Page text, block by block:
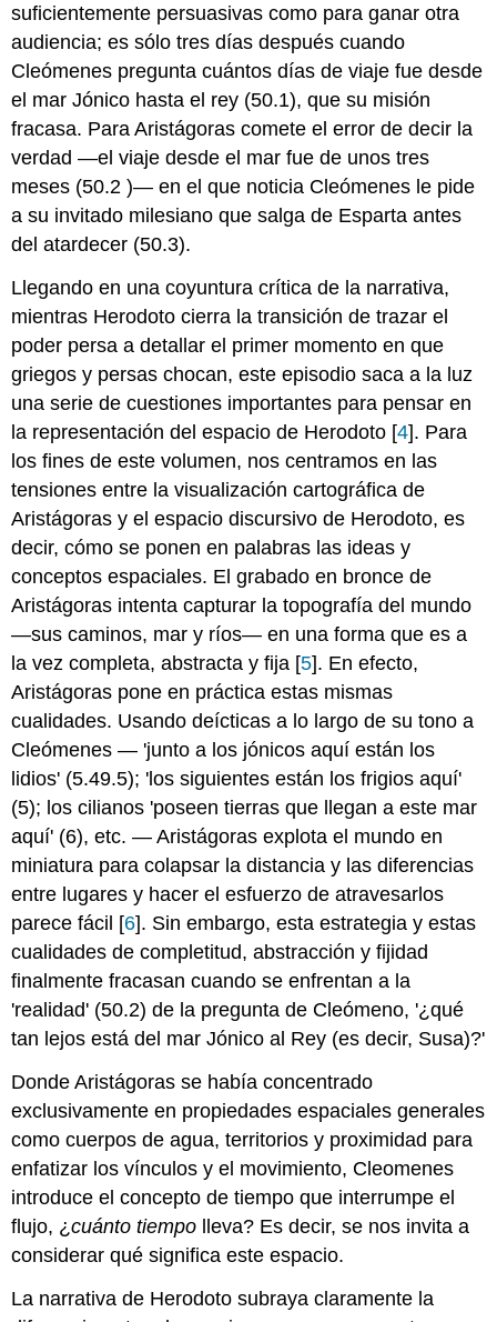
Los
peonianos:
Un
mundo
en
movimiento
Problemas
de
identidad
Llenar
los
hacer
las
Moviéndose
a
través
espacio
y
el
tiempo
Ubicación,
ubicación,
ubicación
Conclusión:
Un
en
flujo
Bibliografía
Notas
suficientemente persuasivas como para ganar otra
audiencia; es sólo tres días después cuando
Cleómenes pregunta cuántos días de viaje fue desde
el mar Jónico hasta el rey (50.1), que su misión
fracasa. Para Aristágoras comete el error de decir la
verdad —el viaje desde el mar fue de unos tres
meses (50.2 )— en el que noticia Cleómenes le pide
a su invitado milesiano que salga de Esparta antes
del atardecer (50.3).
Llegando en una coyuntura crítica de la narrativa,
mientras Herodoto cierra la transición de trazar el
poder persa a detallar el primer momento en que
griegos y persas chocan, este episodio saca a la luz
una serie de cuestiones importantes para pensar en
la representación del espacio de Herodoto [4]. Para
los fines de este volumen, nos centramos en las
tensiones entre la visualización cartográfica de
Aristágoras y el espacio discursivo de Herodoto, es
decir, cómo se ponen en palabras las ideas y
conceptos espaciales. El grabado en bronce de
Aristágoras intenta capturar la topografía del mundo
—sus caminos, mar y ríos— en una forma que es a
la vez completa, abstracta y fija [5]. En efecto,
Aristágoras pone en práctica estas mismas
cualidades. Usando deícticas a lo largo de su tono a
Cleómenes — 'junto a los jónicos aquí están los
lidios' (5.49.5); 'los siguientes están los frigios aquí'
(5); los cilianos 'poseen tierras que llegan a este mar
aquí' (6), etc. — Aristágoras explota el mundo en
miniatura para colapsar la distancia y las diferencias
entre lugares y hacer el esfuerzo de atravesarlos
parece fácil [6]. Sin embargo, esta estrategia y estas
cualidades de completitud, abstracción y fijidad
finalmente fracasan cuando se enfrentan a la
'realidad' (50.2) de la pregunta de Cleómeno, '¿qué
tan lejos está del mar Jónico al Rey (es decir, Susa)?'
Donde Aristágoras se había concentrado
exclusivamente en propiedades espaciales generales
como cuerpos de agua, territorios y proximidad para
enfatizar los vínculos y el movimiento, Cleomenes
introduce el concepto de tiempo que interrumpe el
flujo, ¿cuánto tiempo lleva? Es decir, se nos invita a
considerar qué significa este espacio.
La narrativa de Herodoto subraya claramente la